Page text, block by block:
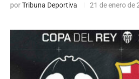
porTribuna Deportiva 21 de enero de